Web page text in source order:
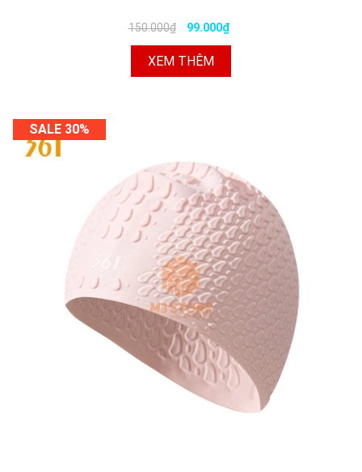
150.000₫ 99.000₫
XEM THÊM
SALE 30%